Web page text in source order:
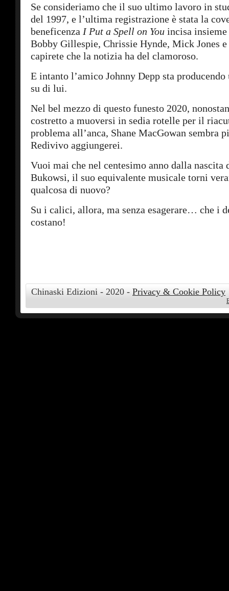
Se consideriamo che il suo ultimo lavoro in
del 1997, e l’ultima registrazione è stata la
beneficenza I Put a Spell on You incisa
Bobby Gillespie, Chrissie Hynde, Mick Jones
capirete che la notizia ha del clamoroso.
E intanto l’amico Johnny Depp sta
su di lui.
Nel bel mezzo di questo funesto 2020,
costretto a muoversi in sedia rotelle per il
problema all’anca, Shane MacGowan sembra
Redivivo aggiungerei.
Vuoi mai che nel centesimo anno dalla nascita
Bukowsi, il suo equivalente musicale torni
qualcosa di nuovo?
Su i calici, allora, ma senza esagerare… che i
costano!
Chinaski Edizioni - 2020 - Privacy & Cookie Policy